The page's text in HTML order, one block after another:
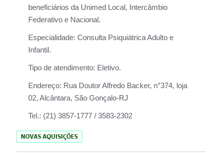
beneficiários da Unimed Local, Intercâmbio
Federativo e Nacional.
Especialidade: Consulta Psiquiátrica Adulto e
Infantil.
Tipo de atendimento: Eletivo.
Endereço: Rua Doutor Alfredo Backer, n°374, loja
02, Alcântara, São Gonçalo-RJ
Tel.: (21) 3857-1777 / 3583-2302
NOVAS AQUISIÇÕES